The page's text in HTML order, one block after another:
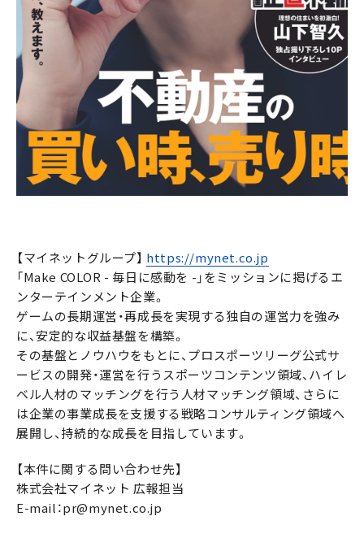
【マイネットグループ】 https://mynet.co.jp
「Make COLOR - 毎日に感動を -」をミッションに掲げるエ
ンターテインメント企業。
ゲームの長期運営・再成長を実現する独自の運営力を強み
に、安定的な収益基盤を構築。
その基盤とノウハウをもとに、プロスポーツリーグ公式サ
ービスの開発・運営を行うスポーツコンテンツ領域、ハイレ
ベル人材のマッチングを行う人材マッチング領域、さらに
は企業の事業成長を支援する戦略コンサルティング領域へ
展開し、持続的な成長を目指しています。
【本件に関する問い合わせ先】
株式会社マイネット 広報担当
E-mail：pr@mynet.co.jp